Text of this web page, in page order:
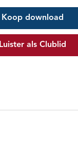
Koop download
Luister als Clublid